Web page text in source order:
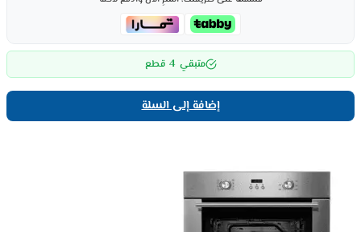
متبقي 4 قطع
إضافة إلى السلة